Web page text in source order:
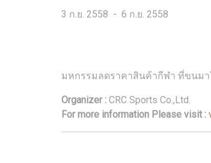
3 ก.ย. 2558 - 6 ก.ย. 2558
มหกรรมลดราคาสินค้ากีฬา ที่ขนม
Organizer : CRC Sports Co.,Ltd.
For more information Please visit :